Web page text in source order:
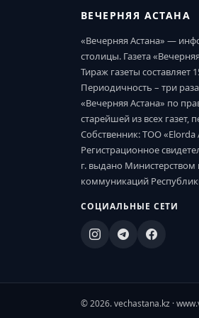
ВЕЧЕРНЯЯ АСТАНА
«Вечерняя Астана» —
столицы. Газета
Тираж газеты составляет
Периодичность – три
«Вечерняя Астана» по
старейшей из всех газет,
Собственник: ТОО «Elorda
Регистрационное
г. выдано
коммуникаций
СОЦИАЛЬНЫЕ СЕТИ
© 2026. vechastana.kz ·